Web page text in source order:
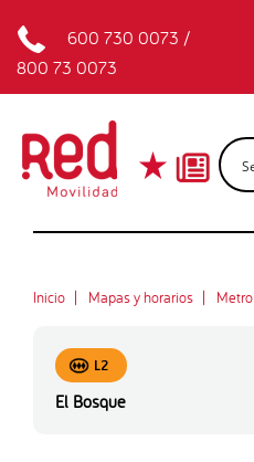
600 730 0073 /
800 73 0073
Inicio Mapas y horarios Metro
L2
El Bosque